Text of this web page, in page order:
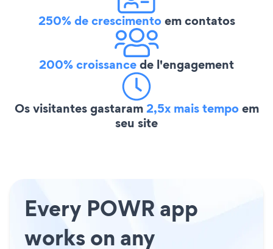
250% de crescimentoem contatos
200% croissancede l'engagement
Os visitantes gastaram2,5x mais tempoem
seu site
Every POWR app
works on any